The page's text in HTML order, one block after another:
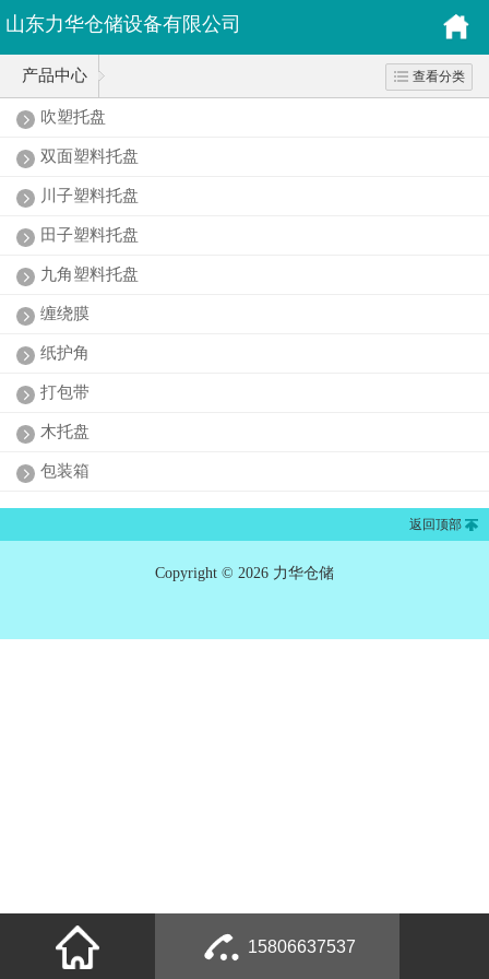
山东力华仓储设备有限公司
产品中心 查看分类
吹塑托盘
双面塑料托盘
川子塑料托盘
田子塑料托盘
九角塑料托盘
缠绕膜
纸护角
打包带
木托盘
包装箱
返回顶部
Copyright © 2026 力华仓储
15806637537